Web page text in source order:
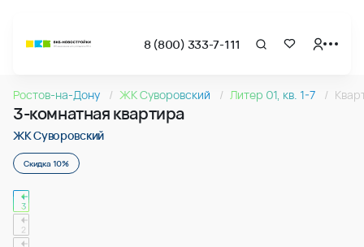
8 (800) 333-7-111
Квартира № 369 в ЖК Суворовский : подъезд 3, этаж 14,
3-комнатная квартира 82.58м2 в ЖК Суворовский,
3-комнатная квартира 82.58м2 в ЖК Суворовский,
Ростов-на-Дону ЖК Суворовский Литер 01, кв. 1-7
3-комнатная квартира
ЖК Суворовский
Скидка 10%